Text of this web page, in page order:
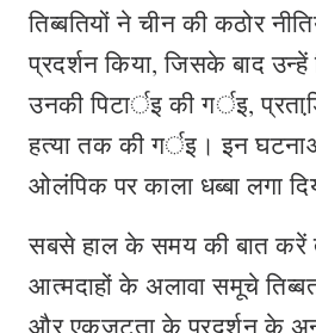
तिब्बतियों ने चीन की कठोर
प्रदर्शन किया, जिसके बाद उन्हें
उनकी पिटार्इ की गर्इ,
हत्या तक की गर्इ। इन
ओलंपिक पर काला धब्बा लगा
सबसे हाल के समय की बात करें
आत्मदाहों के अलावा समूचे तिब्बत
और एकजुटता के प्रदर्शन के